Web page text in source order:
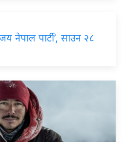
नेपाल पार्टी’, साउन २८